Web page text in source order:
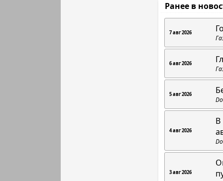
Ранее в
7 авг 2026
6 авг 2026
5 авг 2026
4 авг 2026
В
3 авг 2026